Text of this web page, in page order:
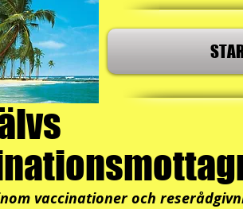
vaccinationer och